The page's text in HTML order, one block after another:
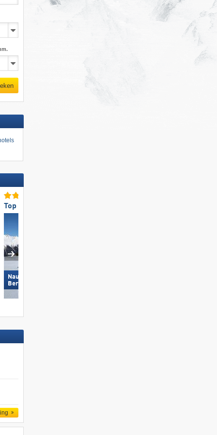
Top voor gezinnen
Nauders am Reschenpass –
Bergkastel